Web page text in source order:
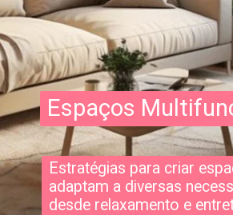
Espaços
Estratégias para criar
adaptam a diversas
desde relaxamento e